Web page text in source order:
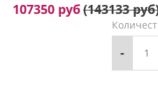
107350 руб(143133 руб
-